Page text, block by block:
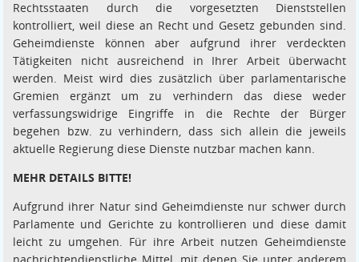
Rechtsstaaten durch die vorgesetzten Dienststellen
kontrolliert, weil diese an Recht und Gesetz gebunden sind.
Geheimdienste können aber aufgrund ihrer verdeckten
Tätigkeiten nicht ausreichend in Ihrer Arbeit überwacht
werden. Meist wird dies zusätzlich über parlamentarische
Gremien ergänzt um zu verhindern das diese weder
verfassungswidrige Eingriffe in die Rechte der Bürger
begehen bzw. zu verhindern, dass sich allein die jeweils
aktuelle Regierung diese Dienste nutzbar machen kann.
MEHR DETAILS BITTE!
Aufgrund ihrer Natur sind Geheimdienste nur schwer durch
Parlamente und Gerichte zu kontrollieren und diese damit
leicht zu umgehen. Für ihre Arbeit nutzen Geheimdienste